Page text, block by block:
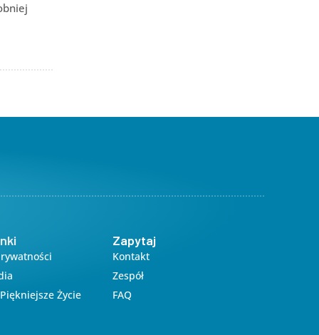
Życie
Zapytaj
Kontakt
Zespół
FAQ